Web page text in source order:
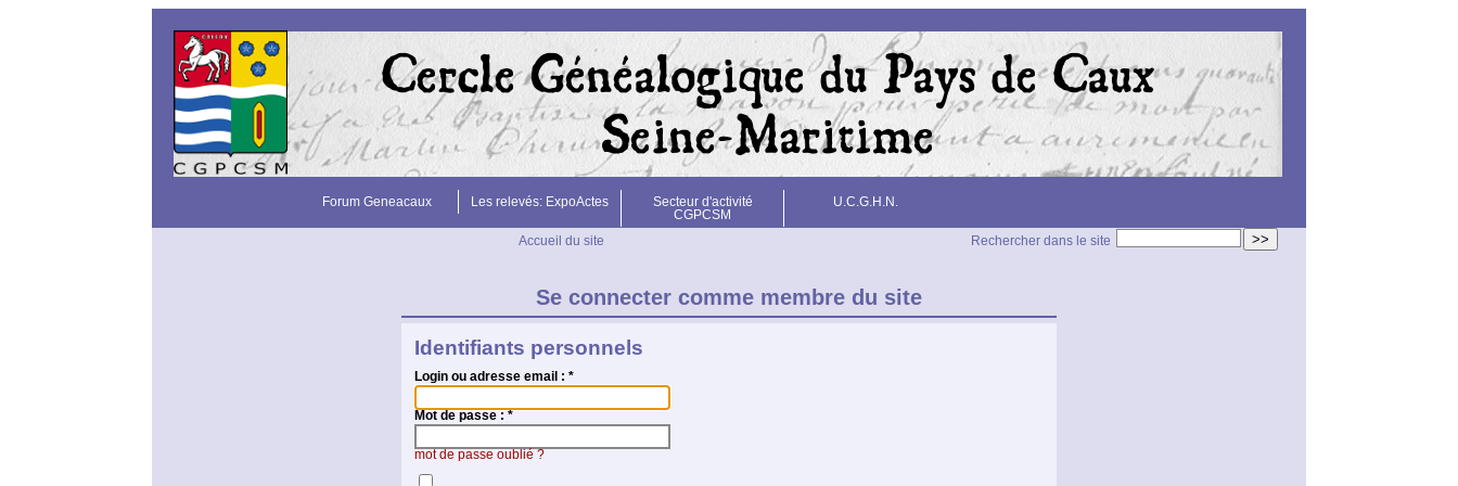
Forum Geneacaux Les relevés: ExpoActes
Secteur d'activité
CGPCSM
U.C.G.H.N.
>>
Rechercher dans le site
Accueil du site
Se connecter comme membre du site
Identifiants personnels
Login ou adresse email : *
Mot de passe :*
mot de passe oublié ?